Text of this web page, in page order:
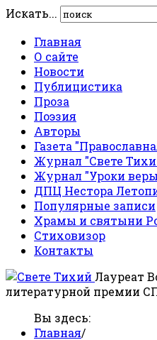
Искать...
Главная
О сайте
Новости
Публицистика
Проза
Поэзия
Авторы
Газета
Журнал "Свете
Журнал "Уроки
ДПЦ Нестора
Популярные записи
Храмы и святыни
Стиховизор
Контакты
Лауреат
литературной премии
Вы здесь:
Главная/